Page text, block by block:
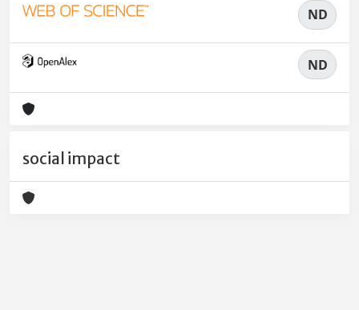
ND
ND
social impact